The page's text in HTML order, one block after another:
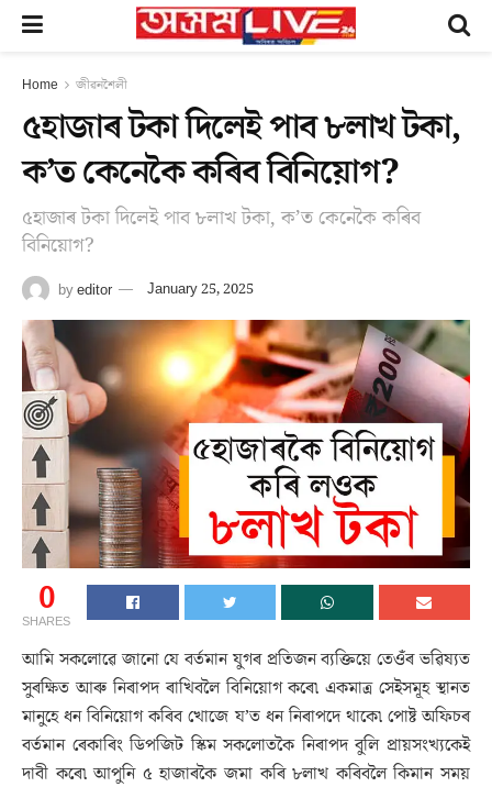
Home জীৱনশৈলী
৫হাজাৰ টকা দিলেই পাব ৮লাখ টকা,
ক’ত কেনেকৈ কৰিব বিনিয়োগ?
৫হাজাৰ টকা দিলেই পাব ৮লাখ টকা, ক’ত কেনেকৈ কৰিব
বিনিয়োগ?
byeditor January 25, 2025
0
SHARES
আমি সকলোৱে জানো যে বৰ্তমান যুগৰ প্ৰতিজন ব্যক্তিয়ে তেওঁৰ ভৱিষ্যত
সুৰক্ষিত আৰু নিৰাপদ ৰাখিবলৈ বিনিয়োগ কৰে৷ একমাত্ৰ সেইসমূহ স্থানত
মানুহে ধন বিনিয়োগ কৰিব খোজে য’ত ধন নিৰাপদে থাকে৷ পোষ্ট অফিচৰ
বৰ্তমান ৰেকাৰিং ডিপজিট স্কিম সকলোতকৈ নিৰাপদ বুলি প্ৰায়সংখ্যকেই
দাবী কৰে৷ আপুনি ৫ হাজাৰকৈ জমা কৰি ৮লাখ কৰিবলৈ কিমান সময়